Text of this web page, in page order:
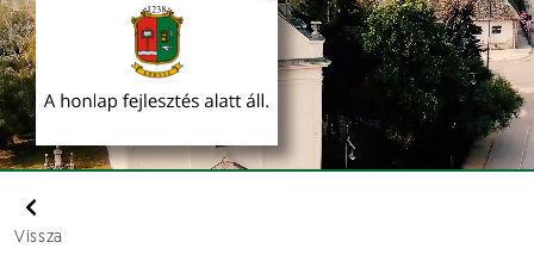
Vissza
Dokumentumok []
Aloldalak [ ]